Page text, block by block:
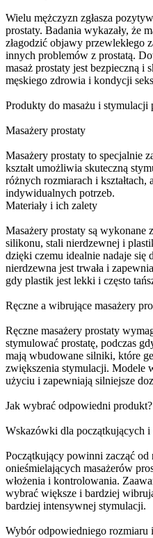
Wielu mężczyzn zgłasza
prostaty. Badania wykazały, że
złagodzić objawy przewlekłego
innych problemów z prostatą.
masaż prostaty jest bezpieczną i
męskiego zdrowia i kondycji
Produkty do masażu i stymulacji
Masażery prostaty
Masażery prostaty to specjalnie
kształt umożliwia skuteczną
różnych rozmiarach i kształtach,
indywidualnych potrzeb.
Materiały i ich zalety
Masażery prostaty są wykonane
silikonu, stali nierdzewnej i
dzięki czemu idealnie nadaje się
nierdzewna jest trwała i
gdy plastik jest lekki i często
Ręczne a wibrujące masażery
Ręczne masażery prostaty
stymulować prostatę, podczas
mają wbudowane silniki, które
zwiększenia stymulacji. Modele
użyciu i zapewniają silniejsze
Jak wybrać odpowiedni produkt?
Wskazówki dla początkujących
Początkujący powinni zacząć od
onieśmielających masażerów
włożenia i kontrolowania.
wybrać większe i bardziej
bardziej intensywnej stymulacji.
Wybór odpowiedniego rozmiaru i